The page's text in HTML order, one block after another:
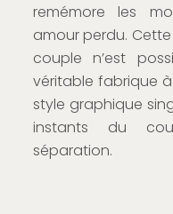
remémore les
amour perdu. Cette
couple n’est
véritable fabrique
style graphique
instants du
séparation.